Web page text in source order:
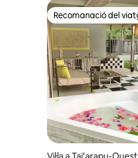
Recomanació del
Recomanació del